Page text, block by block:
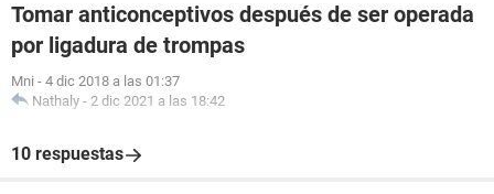
Tomar anticonceptivos después de ser operada
por ligadura de trompas
Mni - 4 dic 2018 a las 01:37
Nathaly - 2 dic 2021 a las 18:42
10 respuestas